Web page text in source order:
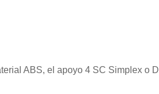
ABS, el apoyo 4 SC Simplex o